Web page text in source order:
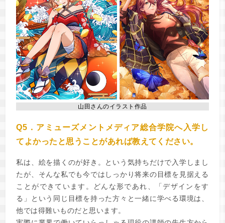
山田さんのイラスト作品
Q5．アミューズメントメディア総合学院へ入学し
てよかったと思うことがあれば教えてください。
私は、絵を描くのが好き。という気持ちだけで入学しまし
たが、そんな私でも今ではしっかり将来の目標を見据える
ことができています。どんな形であれ、「デザインをす
る」という同じ目標を持った方々と一緒に学べる環境は、
他では得難いものだと思います。